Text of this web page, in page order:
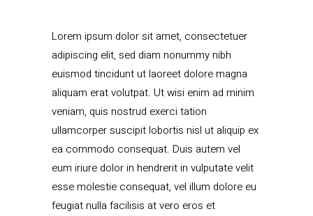
Lorem ipsum dolor sit amet, consectetuer
adipiscing elit, sed diam nonummy nibh
euismod tincidunt ut laoreet dolore magna
aliquam erat volutpat. Ut wisi enim ad minim
veniam, quis nostrud exerci tation
ullamcorper suscipit lobortis nisl ut aliquip ex
ea commodo consequat. Duis autem vel
eum iriure dolor in hendrerit in vulputate velit
esse molestie consequat, vel illum dolore eu
feugiat nulla facilisis at vero eros et